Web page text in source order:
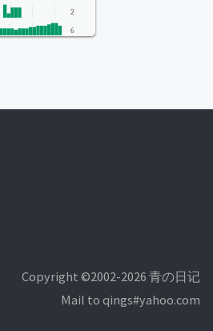
2
6
Copyright ©2002-2026 青の日记
Mail to qings#yahoo.com